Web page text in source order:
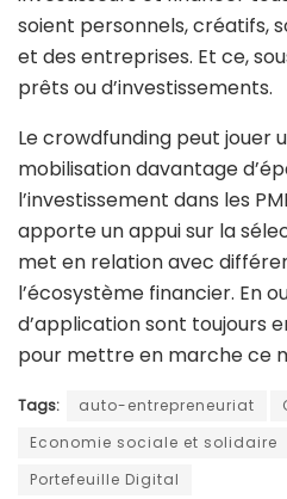
soient personnels, créatifs,
et des entreprises. Et ce,
prêts ou d’investissements.
Le crowdfunding peut jouer
mobilisation davantage
l’investissement dans les
apporte un appui sur la
met en relation avec
l’écosystème financier. En
d’application sont toujours
pour mettre en marche ce
Tags: auto-entrepreneuriat
Economie sociale et solidaire
Portefeuille Digital